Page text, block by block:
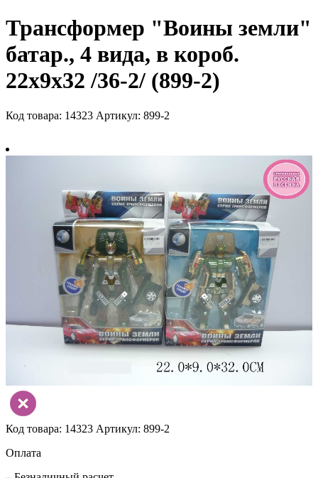
Трансформер "Воины земли"
батар., 4 вида, в короб.
22х9х32 /36-2/ (899-2)
Код товара: 14323 Артикул: 899-2
Код товара: 14323 Артикул: 899-2
Оплата